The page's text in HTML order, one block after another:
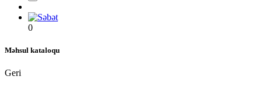
0
Məhsul kataloqu
Geri